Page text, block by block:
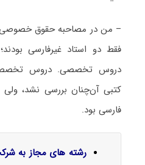
– من در مصاحبه حقوق خصوصی
فقط دو استاد غیرفارسی
دروس تخصصی. دروس تخصصی
کتبی آن‌چنان بررسی نشد،
فارسی بود.
رشته های مجاز به